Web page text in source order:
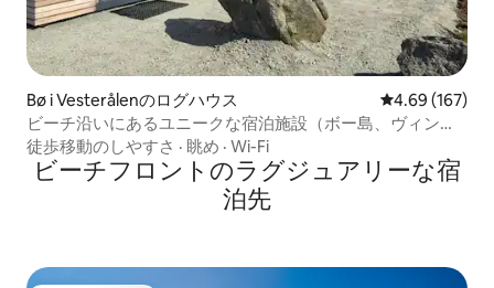
Bø i Vesterålenのログハウス レビュー167
4.69 (167)
ビーチ沿いにあるユニークな宿泊施設（ボー島、ヴィンジ
ェ）
徒歩移動のしやすさ · 眺め · Wi-Fi
ビーチフロントのラグジュアリーな宿
泊先